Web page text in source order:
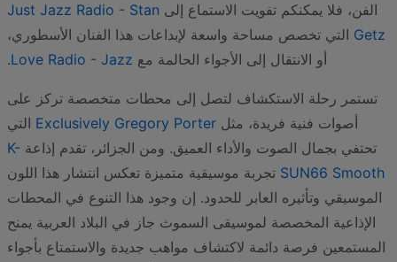
الفن، فلا يمكنكم تفويت الاستماع إلى Just Jazz Radio - Stan
Getz التي تخصص مساحة واسعة لإبداعات هذا الفنان الأسطوري،
أو الانتقال إلى الأجواء الحالمة مع Love Radio - Jazz
.
تستمر رحلة الاستكشاف لتصل إلى محطات متخصصة تركز على
أصوات فنية فريدة، مثل Exclusively Gregory Porter التي
تحتفي بجمال الصوت والأداء العميق. ومن الجزائر، تقدم إذاعة K-
SUN66 Smooth تجربة موسيقية متميزة تعكس انتشار هذا اللون
الموسيقي وتأثيره العابر للحدود. إن وجود هذا التنوع في المحطات
الإذاعية المخصصة لموسيقى السموث جاز في البلاد العربية يمنح
المستمعين فرصة دائمة لاكتشاف مواهب جديدة والاستمتاع بأجواء